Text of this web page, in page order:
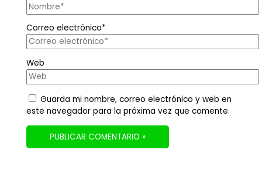
Correo electrónico*
Web
Guarda mi nombre, correo electrónico y web en
este navegador para la próxima vez que comente.